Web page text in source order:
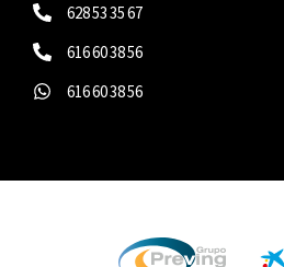
628 53 35 67
616 60 38 56
616 60 38 56